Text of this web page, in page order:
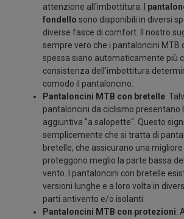
attenzione all'imbottitura. I
fondello sono disponibili in diversi
diverse fasce di comfort. Il nostro
sempre vero che i pantaloncini MTB
spessa siano automaticamente più
consistenza dell'imbottitura
comodo il pantaloncino.
Pantaloncini MTB con bretelle:
pantaloncini da ciclismo presentano
aggiuntiva "a salopette". Questo
semplicemente che si tratta di
bretelle, che assicurano una
proteggono meglio la parte bassa
vento. I pantaloncini con bretelle
versioni lunghe e a loro volta in
parti antivento e/o isolanti.
Pantaloncini MTB con protezioni: